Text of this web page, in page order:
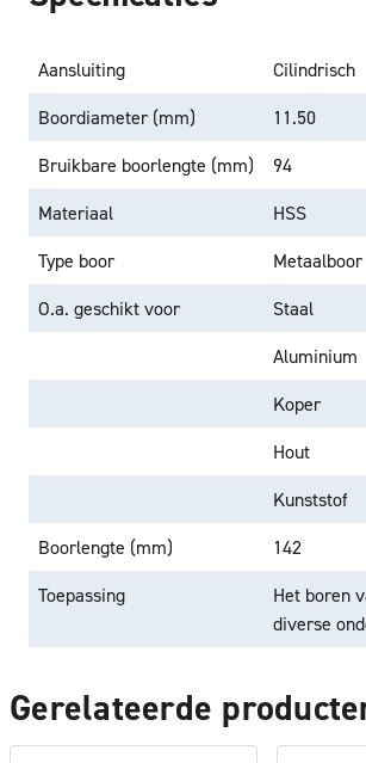
Aansluiting
Cilindrisch
Boordiameter (mm)
11.50
Bruikbare boorlengte (mm)
94
Materiaal
HSS
Type boor
Metaalboor
O.a. geschikt voor
Staal
Aluminium
Koper
Hout
Kunststof
Boorlengte (mm)
142
Toepassing
Het boren
diverse
Gerelateerde